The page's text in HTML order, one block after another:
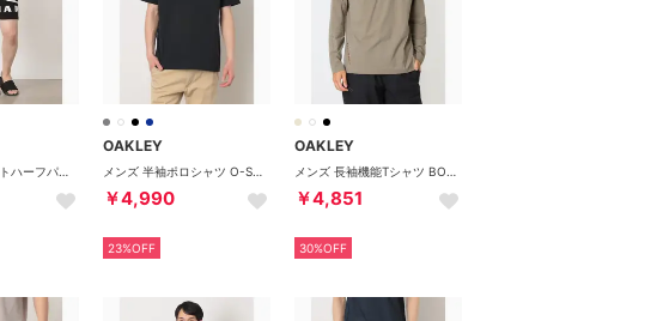
OAKLEY
￥4,990
23%OFF
OAKLEY
￥4,851
30%OFF